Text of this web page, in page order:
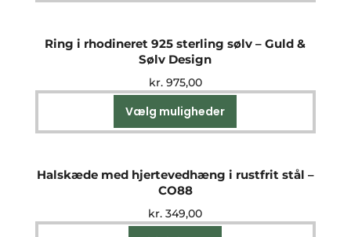
Ring i rhodineret 925 sterling sølv – Guld &
Sølv Design
kr.975,00
Vælg muligheder
vare
varianter.
kan
Halskæde med hjertevedhæng i rustfrit stål –
CO88
kr. 349,00